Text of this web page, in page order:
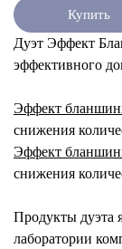
Купить
Дуэт Эффект
эффективного
Эффект
снижения
Эффект
снижения
Продукты дуэта
лаборатории